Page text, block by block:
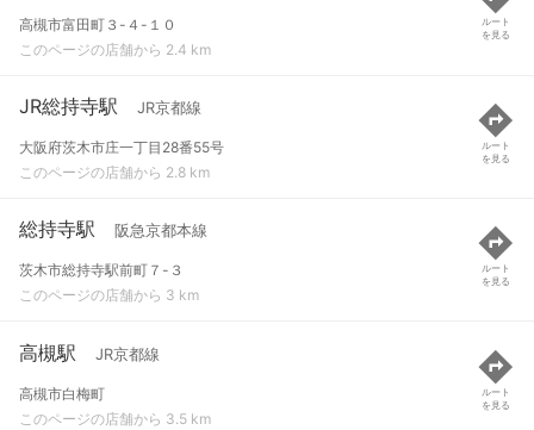
高槻市富田町３-４-１０
このページの店舗から 2.4 km
ルート
を見る
JR総持寺駅 JR京都線
大阪府茨木市庄一丁目28番55号
このページの店舗から 2.8 km
ルート
を見る
総持寺駅 阪急京都本線
茨木市総持寺駅前町７-３
このページの店舗から 3 km
ルート
を見る
高槻駅 JR京都線
高槻市白梅町
このページの店舗から 3.5 km
ルート
を見る